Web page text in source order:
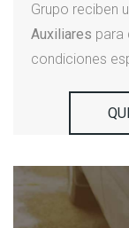
Grupo reciben
Auxiliares para
condiciones